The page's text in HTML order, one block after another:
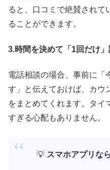
ると、口コミで絶賛されて
ることができます。
3.時間を決めて「1回だけ」
電話相談の場合、事前に「
す」と伝えておけば、カウ
をまとめてくれます。タイ
すぎる心配もありません。
💡 スマホアプリな